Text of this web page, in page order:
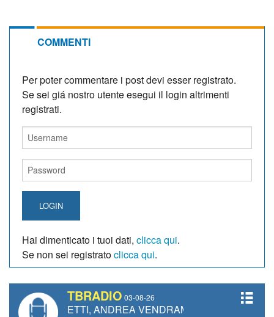
COMMENTI
Per poter commentare i post devi esser registrato.
Se sei giá nostro utente esegui il login altrimenti
registrati.
LOGIN
Hai dimenticato i tuoi dati, clicca qui.
Se non sei registratoclicca qui.
TBRADIO 03-08-26
ANDREA VENDRAME, FILIPPO FIORELLI